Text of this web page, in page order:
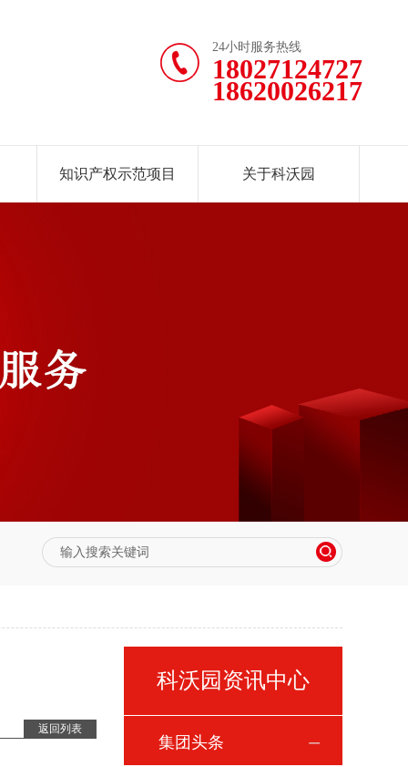
24小时服务热线
18027124727
18620026217
知识产权示范项目 关于科沃园
返回列表
科沃园资讯中心
集团头条